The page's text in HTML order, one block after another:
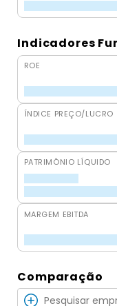
Indicadores
ROE
ÍNDICE PREÇO/LUCRO
PATRIMÔNIO LÍQUIDO
MARGEM EBITDA
Comparação